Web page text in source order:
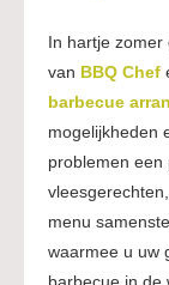
In hartje zomer
van BBQ Chef
barbecue
mogelijkheden
problemen een
menu
waarmee u uw